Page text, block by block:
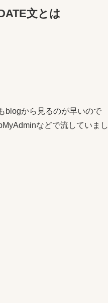
文とは
blogから見るのが早いので
などで流していまし